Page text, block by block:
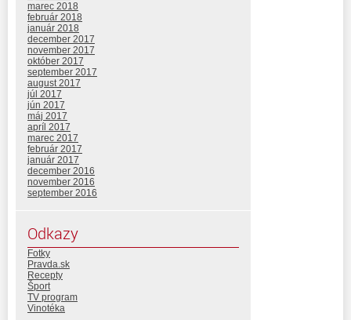
marec 2018
február 2018
január 2018
december 2017
november 2017
október 2017
september 2017
august 2017
júl 2017
jún 2017
máj 2017
apríl 2017
marec 2017
február 2017
január 2017
december 2016
november 2016
september 2016
Odkazy
Fotky
Pravda.sk
Recepty
Šport
TV program
Vinotéka